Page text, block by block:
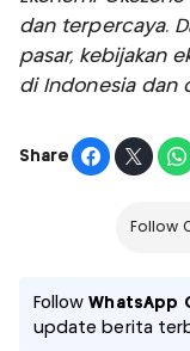
dan terpercaya.
pasar, kebijakan
di Indonesia dan
Share
Follow
FollowWhatsApp
update berita